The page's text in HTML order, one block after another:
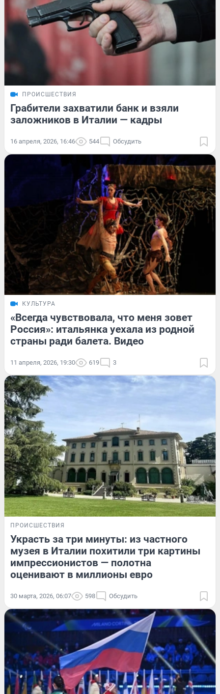
ПРОИСШЕСТВИЯ
Грабители захватили банк и взяли
заложников в Италии — кадры
16 апреля, 2026, 16:46 544 Обсудить
КУЛЬТУРА
«Всегда чувствовала, что меня зовет
Россия»: итальянка уехала из родной
страны ради балета. Видео
11 апреля, 2026, 19:30 619 3
ПРОИСШЕСТВИЯ
Украсть за три минуты: из частного
музея в Италии похитили три картины
импрессионистов — полотна
оценивают в миллионы евро
30 марта, 2026, 06:07 598 Обсудить